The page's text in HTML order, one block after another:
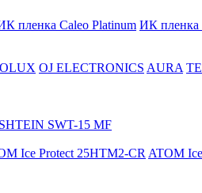
пленка Caleo Platinum ИК пленка
OJ ELECTRONICS AURA
SHTEIN SWT-15 MF
Ice Protect 25HTM2-CR ATOM